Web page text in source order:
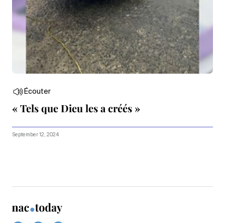
Écouter
« Tels que Dieu les a créés »
September 12, 2024